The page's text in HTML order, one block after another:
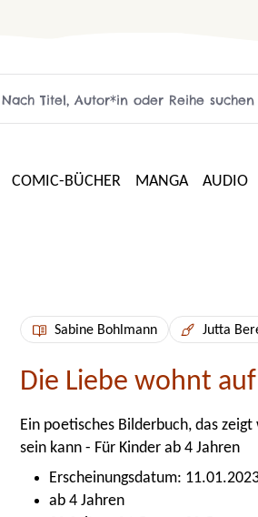
COMIC-BÜCHER MANGA AUDIO
Sabine Bohlmann Jutta
Die Liebe wohnt
Ein poetisches Bilderbuch, das
sein kann - Für Kinder ab 4 Jahren
Erscheinungsdatum:
ab 4 Jahren